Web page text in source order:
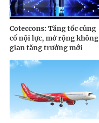
Coteccons: Tăng tốc củng
cố nội lực, mở rộng không
gian tăng trưởng mới